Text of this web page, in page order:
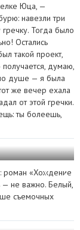
Юца, —
навезли три
Тогда было
Остались
такой проект,
думаю,
душе — я была
же вечер ехала
от этой гречки.
ты болеешь,
роман «Хождение
— не важно. Белый,
съемочных